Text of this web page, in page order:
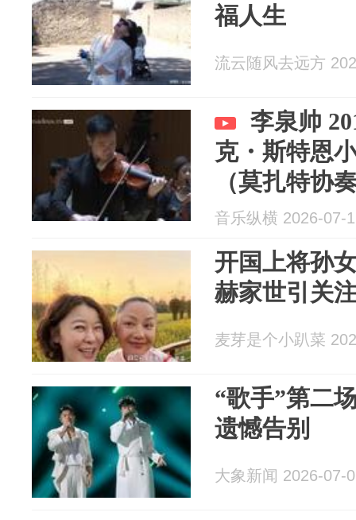
福人生
流云随风去远方
李泉帅
克・斯特恩
（莫扎特协
音乐纵横 2026-07-
开国上将孙
赫家世引关
麦芽是个小趴菜
“歌手”第二
遗憾告别
大象新闻 2026-07-